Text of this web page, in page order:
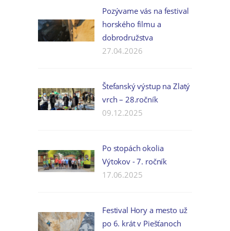
Pozývame vás na festival
horského filmu a
dobrodružstva
27.04.2026
Štefanský výstup na Zlatý
vrch – 28.ročník
09.12.2025
Po stopách okolia
Výtokov - 7. ročník
17.06.2025
Festival Hory a mesto už
po 6. krát v Piešťanoch